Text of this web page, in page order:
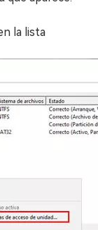
la lista